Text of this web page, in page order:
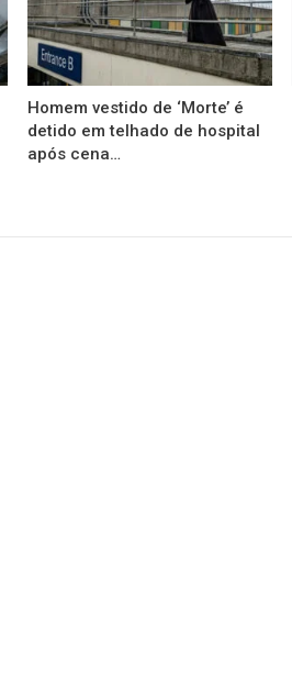
Homem vestido de ‘Morte’ é
detido em telhado de hospital
após cena…